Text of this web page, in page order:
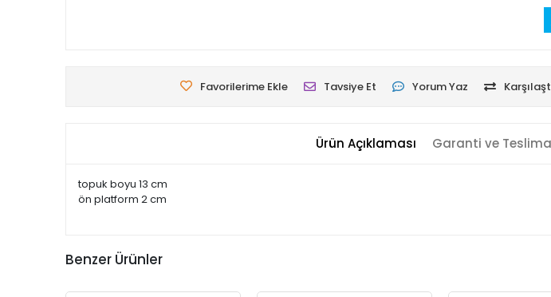
Favorilerime Ekle Tavsiye Et Yorum Yaz
Ürün Açıklaması Garanti ve
topuk boyu 13 cm
ön platform 2 cm
Benzer Ürünler